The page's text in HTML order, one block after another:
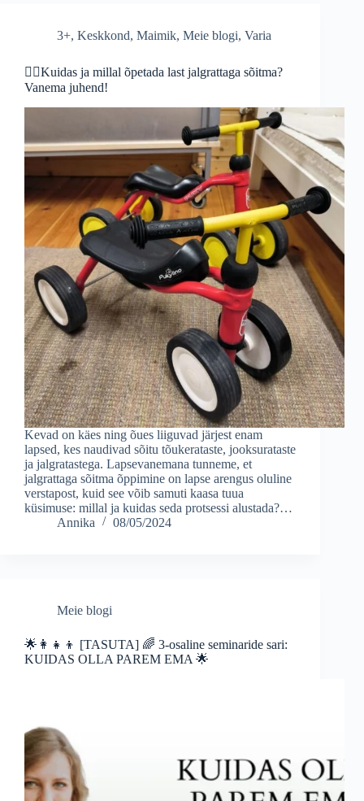
3+, Keskkond, Maimik, Meie blogi, Varia
🚴‍♂️Kuidas ja millal õpetada last jalgrattaga sõitma?
Vanema juhend!
Kevad on käes ning õues liiguvad järjest enam
lapsed, kes naudivad sõitu tõukerataste, jooksurataste
ja jalgratastega. Lapsevanemana tunneme, et
jalgrattaga sõitma õppimine on lapse arengus oluline
verstapost, kuid see võib samuti kaasa tuua
küsimuse: millal ja kuidas seda protsessi alustada?…
Annika
08/05/2024
Meie blogi
🌟👩‍👧‍👦 [TASUTA] 🌈 3-osaline seminaride sari:
KUIDAS OLLA PAREM EMA 🌟